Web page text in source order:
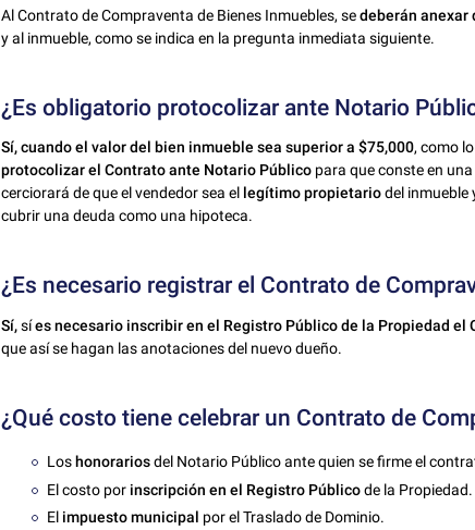
Al Contrato de Compraventa de Bienes Inmuebles, sedeberán anexar
y al inmueble, como se indica en la pregunta inmediata siguiente.
¿Es obligatorio protocolizar ante Notario
Sí,cuando el valor del bien inmueble sea superior a $75,000, como
protocolizar el Contrato ante Notario Público para que conste en
cerciorará de que el vendedor sea el legítimo propietariodel inmueble
cubrir una deuda como una hipoteca.
¿Es necesario registrar el Contrato de
Sí,síes necesario inscribir en el Registro Público de la Propiedad el
que así se hagan las anotaciones del nuevo dueño.
¿Qué costo tiene celebrar un Contrato de
Los honorariosdel Notario Público ante quien se firme el
El costo por inscripción en el Registro Públicode la Propiedad.
El impuesto municipal por el Traslado de Dominio.